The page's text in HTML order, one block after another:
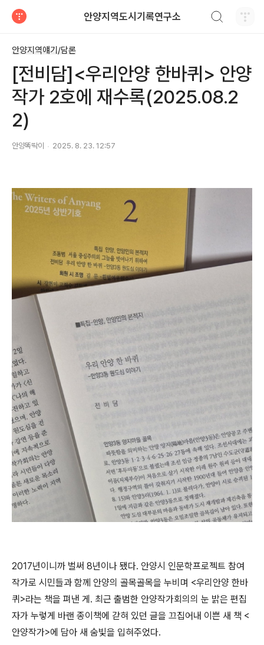
안양지역도시기록연구소
안양지역얘기/담론
[전비담]<우리안양 한바퀴> 안양
작가 2호에 재수록(2025.08.2
2)
안양똑딱이 2025. 8. 23. 12:57
2017년이니까 벌써 8년이나 됐다. 안양시 인문학프로젝트 참여
작가로 시민들과 함께 안양의 골목골목을 누비며 <우리안양 한바
퀴 >라는 책을 펴낸 게 . 최근 출범한 안양작가회의의 눈 밝은 편집
자가 누렇게 바랜 종이책에 갇혀 있던 글을 끄집어내 이쁜 새 책 <
안양작가>에 담아 새 숨빛을 입혀주었다.